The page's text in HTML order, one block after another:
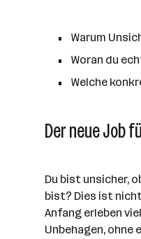
Warum
Woran du
Welche
Der neue Job
Du bist unsicher,
bist? Dies ist
Anfang erleben
Unbehagen, ohne